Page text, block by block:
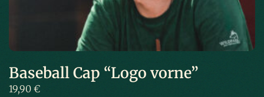
Baseball Cap “Logo vorne”
19,90 €